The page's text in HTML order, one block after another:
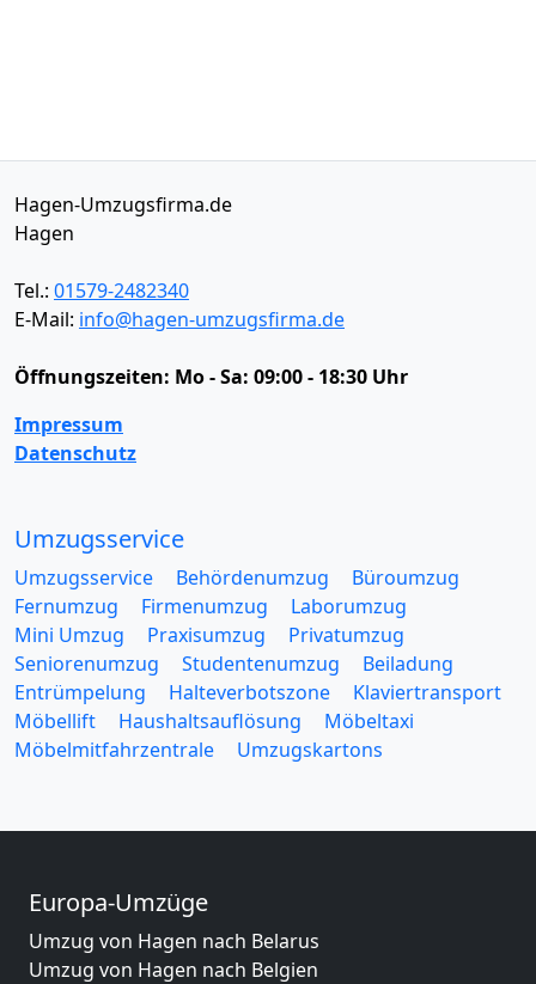
Hagen-Umzugsfirma.de
Hagen
Tel.: 01579-2482340
E-Mail: info@hagen-umzugsfirma.de
Öffnungszeiten: Mo - Sa: 09:00 - 18:30 Uhr
Impressum
Datenschutz
Umzugsservice
Umzugsservice Behördenumzug
Büroumzug
Fernumzug
Firmenumzug
Laborumzug
Mini Umzug
Praxisumzug
Privatumzug
Seniorenumzug
Studentenumzug
Beiladung
Entrümpelung
Halteverbotszone
Klaviertransport
Möbellift
Haushaltsauflösung
Möbeltaxi
Möbelmitfahrzentrale
Umzugskartons
Europa-Umzüge
Umzug von Hagen nach Belarus
Umzug von Hagen nach Belgien